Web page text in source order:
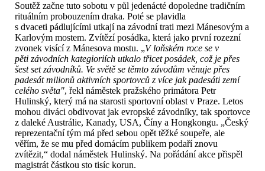
Soutěž začne tuto sobotu v půl jedenácté dopoledne tradičním
rituálním probouzením draka. Poté se plavidla
s dvaceti pádlujícími utkají na závodní trati mezi Mánesovým a
Karlovým mostem. Zvítězí posádka, která jako první rozezní
zvonek visící z Mánesova mostu. „V loňském roce se v
pěti závodních kategioriích utkalo třicet posádek, což je přes
šest set závodníků. Ve světě se těmto závodům věnuje přes
padesát milionů aktivních sportovců z více jak padesáti zemí
celého světa", řekl náměstek pražského primátora Petr
Hulinský, který má na starosti sportovní oblast v Praze. Letos
mohou diváci obdivovat jak evropské závodníky, tak sportovce
z daleké Austrálie, Kanady, USA, Číny a Hongkongu. „Český
reprezentační tým má před sebou opět těžké soupeře, ale
věřím, že se mu před domácím publikem podaří znovu
zvítězit,“ dodal náměstek Hulinský. Na pořádání akce přispěl
magistrát částkou sto tisíc korun.